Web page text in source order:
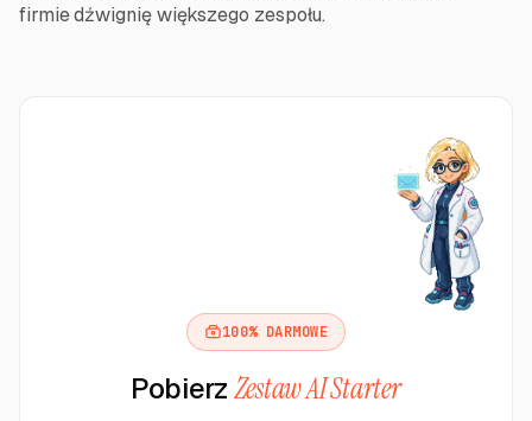
firmie dźwignię większego zespołu.
100% DARMOWE
PobierzZestaw AI Starter